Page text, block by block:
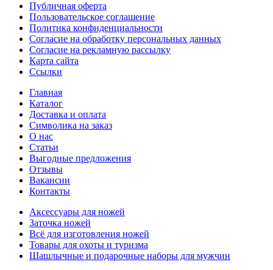
Публичная оферта
Пользовательское соглашение
Политика конфиденциальности
Согласие на обработку персональных данных
Согласие на рекламную рассылку
Карта сайта
Ссылки
Главная
Каталог
Доставка и оплата
Символика на заказ
О нас
Статьи
Выгодные предложения
Отзывы
Вакансии
Контакты
Аксессуары для ножей
Заточка ножей
Всё для изготовления ножей
Товары для охоты и туризма
Шашлычные и подарочные наборы для мужчин